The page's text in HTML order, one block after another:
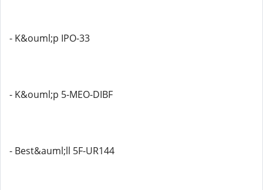
- K&ouml;p IPO-33
- K&ouml;p 5-MEO-DIBF
- Best&auml;ll 5F-UR144